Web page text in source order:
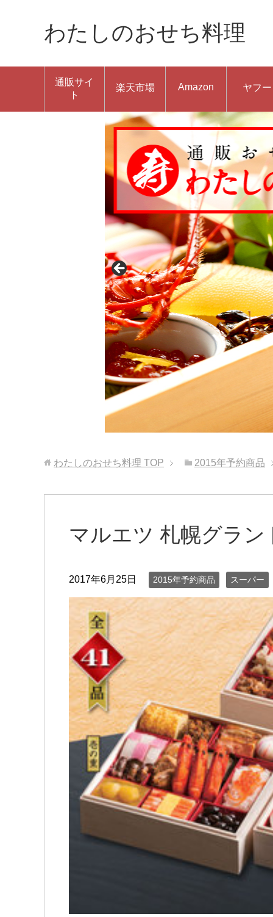
わたしのおせち料理
通販サイ
ト
楽天市場 Amazon ヤフー
わたしのおせち料理 TOP 2015年予約商品
マルエツ 札幌グラ
2017年6月25日 2015年予約商品 スーパー